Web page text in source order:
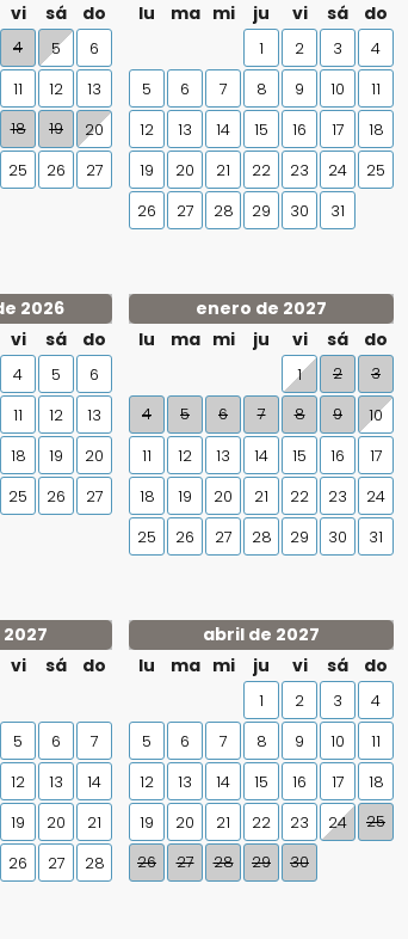
vi sá do
4 5
6
11 12
13
18 19
20
25 26
27
lu
ma mi ju vi sá do
1 2 3
4
5
6 7 8 9 10
11
12
13 14 15 16 17
18
19
20 21 22 23 24
25
26
27 28 29 30 31
2026
vi sá do
4 5
6
11 12
13
18 19
20
25 26
27
enero de 2027
lu
ma mi ju vi sá do
1 2
3
4
5 6 7 8 9
10
11
12 13 14 15 16
17
18
19 20 21 22 23
24
25
26 27 28 29 30 31
vi sá do
5 6
7
12 13
14
19 20
21
26 27
28
abril de 2027
lu
ma mi ju vi sá do
1 2 3
4
5
6 7 8 9 10
11
12
13 14 15 16 17
18
19
20 21 22 23 24
25
26
27 28 29 30